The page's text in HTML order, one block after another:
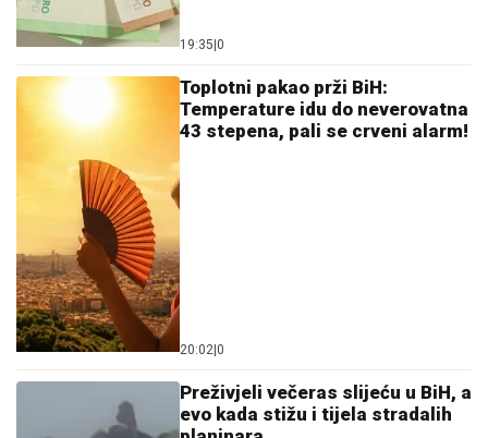
19:35 0
Toplotni pakao prži BiH:
Temperature idu do neverovatna
43 stepena, pali se crveni alarm!
20:02 0
Preživjeli večeras slijeću u BiH, a
evo kada stižu i tijela stradalih